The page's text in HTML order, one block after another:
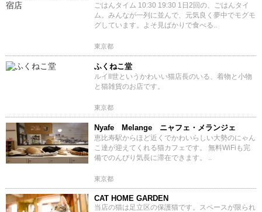
ごはんタイム 10:30 19:30 1日2回の、ごはんタイ
ム。みんなが一列に並んで、元気良く夢中でモグモ
グしています。よそ見ばかりで食べる..
東京都
ふくねこ堂
ルイII世というかわいい猫店長のいる、着物と小物
と猫雑貨のお店です。
東京都
Nyafe Melange ニャフェ・メランジェ
恵比寿駅からほど近くでかわいらしい大勢のにゃん
こ達が迎えてくれる猫カフェです。 無料WiFiも完
備でのんびり気長に滞在できます。 ..
東京都
CAT HOME GARDEN
当店の猫は足立区の保護猫です。スペースが限られ